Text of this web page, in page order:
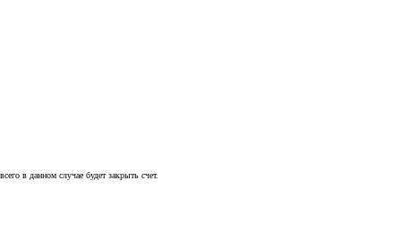
в данном случае будет закрыть счет.